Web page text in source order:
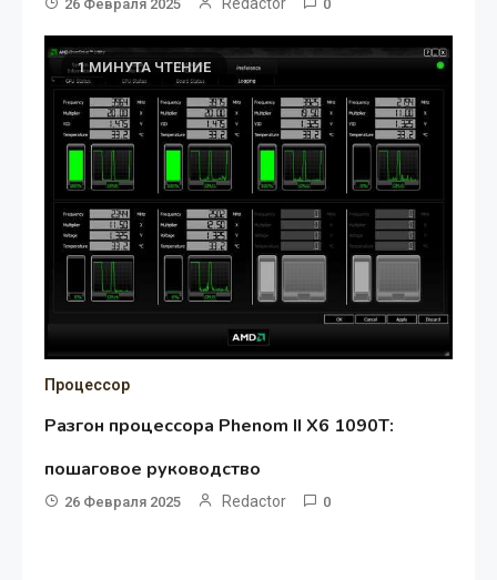
26 Февраля 2025 0
1 МИНУТА ЧТЕНИЕ
Процессор
Разгон процессора Phenom II X6 1090T:
пошаговое руководство
26 Февраля 2025 Redactor 0